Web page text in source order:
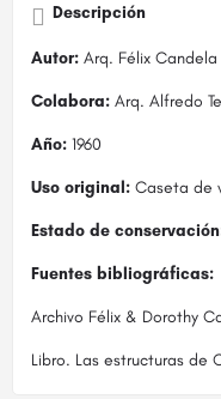
Descripción
Autor: Arq. Félix
Colabora: Arq. Alfredo
Año: 1960
Uso original: Caseta de
Estado de
Fuentes bibliográficas:
Archivo Félix & Dorothy
Libro. Las estructuras de